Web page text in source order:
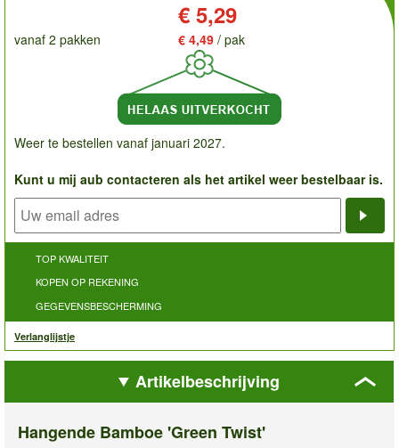
€ 5,29
vanaf 2 pakken € 4,49 / pak
Weer te bestellen vanaf januari 2027.
Kunt u mij aub contacteren als het artikel weer bestelbaar is.
TOP KWALITEIT
KOPEN OP REKENING
GEGEVENSBESCHERMING
Verlanglijstje
Artikelbeschrijving
Hangende Bamboe 'Green Twist'